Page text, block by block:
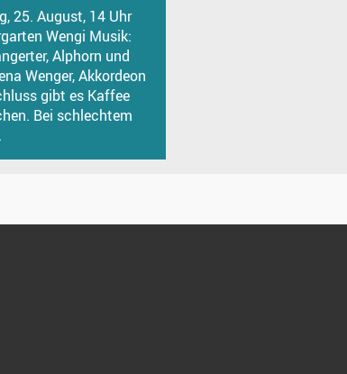
25. August, 14 Uhr
Wengi Musik:
Alphorn und
Wenger, Akkordeon
gibt es Kaffee
Bei schlechtem